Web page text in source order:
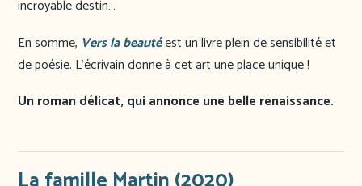
incroyable destin…
En somme, Vers la beautéest un livre plein de sensibilité et
de poésie. L’écrivain donne à cet art une place unique !
Un roman délicat, qui annonce une belle renaissance.